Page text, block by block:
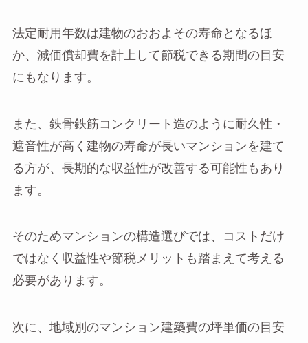
法定耐用年数は建物のおおよその寿命となるほ
か、減価償却費を計上して節税できる期間の目安
にもなります。
また、鉄骨鉄筋コンクリート造のように耐久性・
遮音性が高く建物の寿命が長いマンションを建て
る方が、長期的な収益性が改善する可能性もあり
ます。
そのためマンションの構造選びでは、コストだけ
ではなく収益性や節税メリットも踏まえて考える
必要があります。
次に、地域別のマンション建築費の坪単価の目安